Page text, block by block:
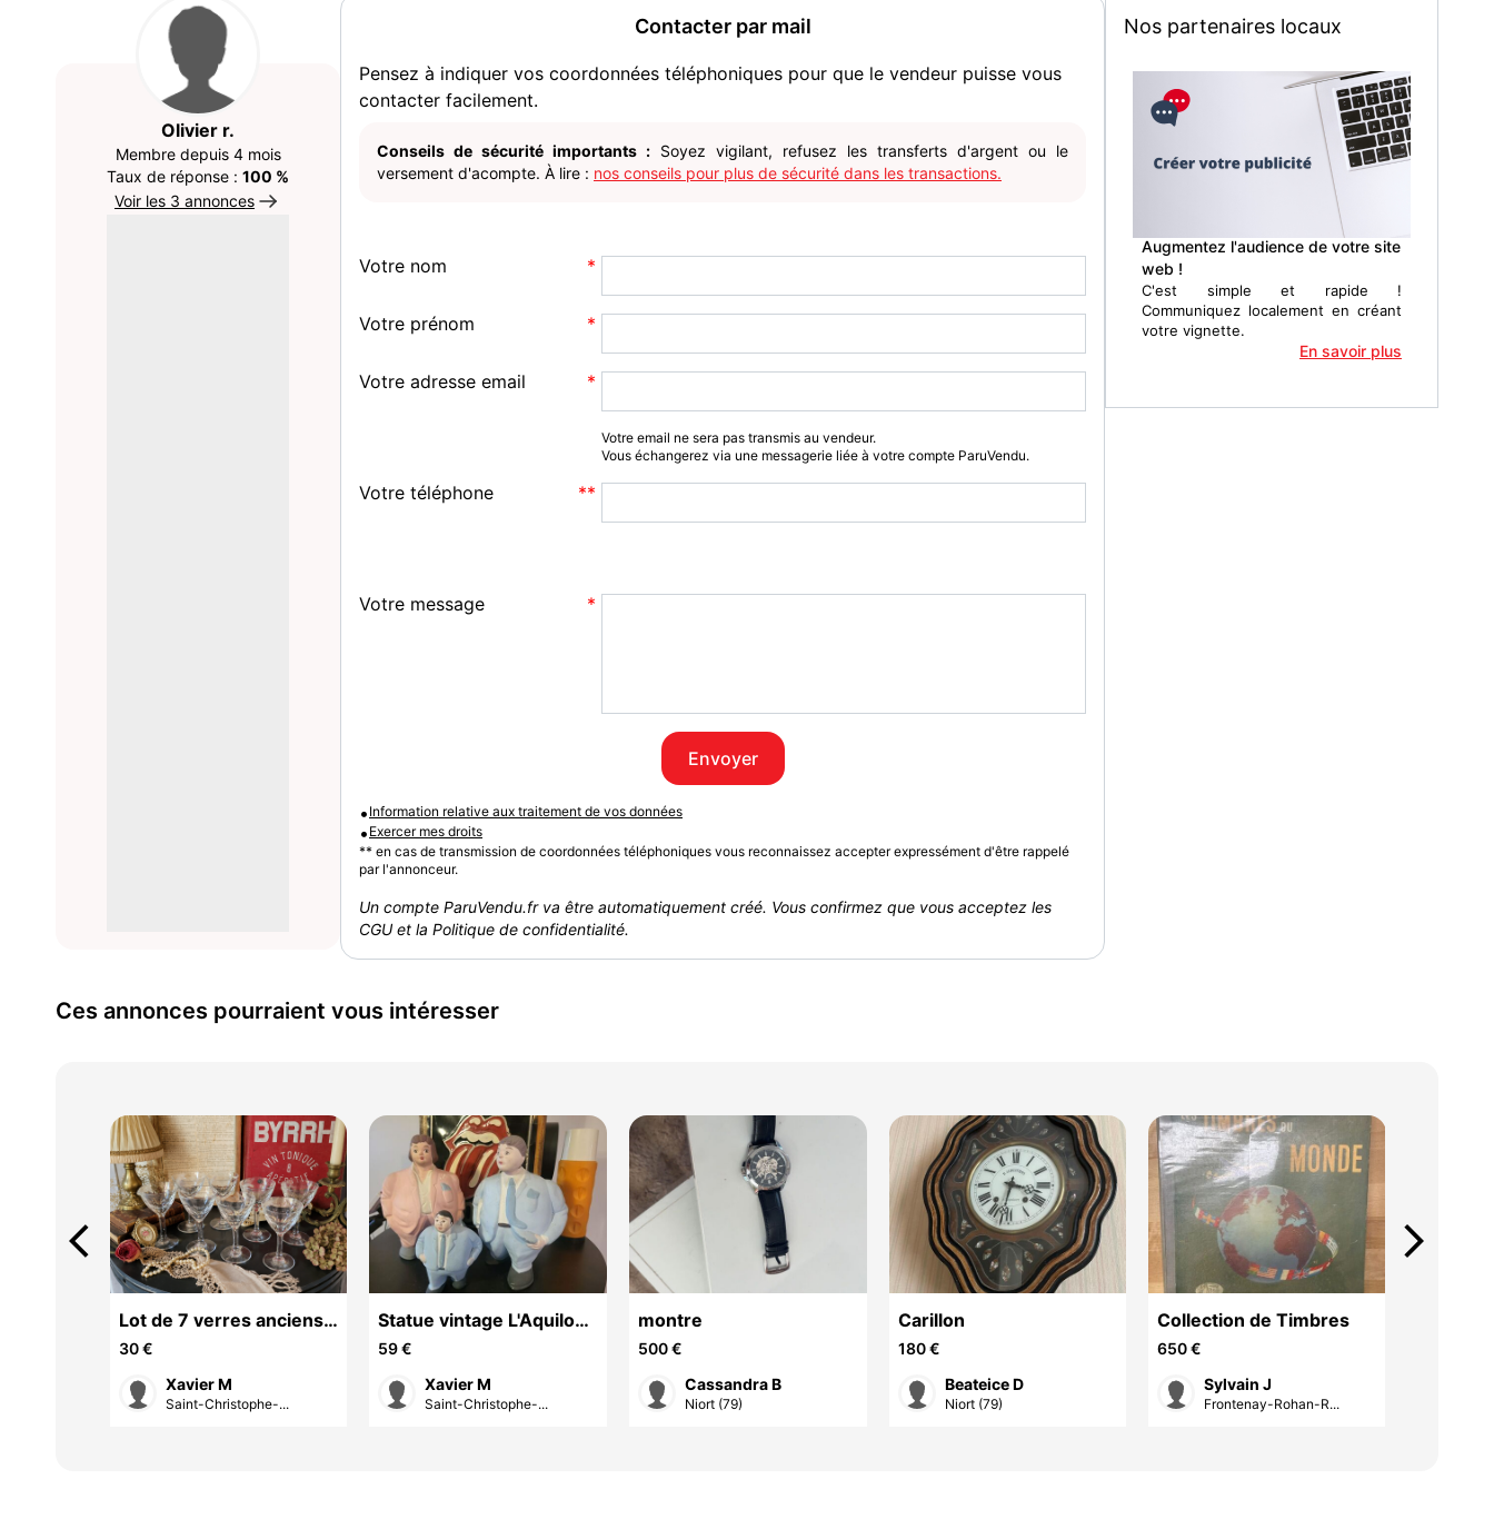
Olivier r.
Membre depuis 4 mois
Taux de réponse : 100 %
Voir les 3 annonces
Contacter par mail
Pensez à indiquer vos coordonnées téléphoniques pour que le vendeur puisse vous
contacter facilement.
Conseils de sécurité importants : Soyez vigilant, refusez les transferts d'argent ou le
versement d'acompte. À lire : nos conseils pour plus de sécurité dans les transactions.
Votre nom
Votre prénom
Votre adresse email
Votre email ne sera pas transmis au vendeur.
Vous échangerez via une messagerie liée à votre compte ParuVendu.
Votre téléphone
Votre message
Envoyer
• Information relative aux traitement de vos données
• Exercer mes droits
** en cas de transmission de coordonnées téléphoniques vous reconnaissez accepter expressément d'être rappelé
par l'annonceur.
Un compte ParuVendu.fr va être automatiquement créé. Vous confirmez que vous acceptez les
CGU et la Politique de confidentialité.
Nos partenaires locaux
Augmentez l'audience de votre site
web !
C'est simple et rapide !
Communiquez localement en créant
votre vignette.
En savoir plus
Ces annonces pourraient vous intéresser
Lot de 7 verres anciens
de bistrot ? Esprit
Brocante Chic
30 €
Xavier M
Saint-Christophe-...
Statue vintage L'Aquilone
Italie ? Homme, Femme
et Enfant ?
59 €
Xavier M
Saint-Christophe-...
montre
500 €
Cassandra B
Niort (79)
Carillon
180 €
Beateice D
Niort (79)
Collection de Timbres
650 €
Sylvain J
Frontenay-Rohan-R...
arrow_back_ios arrow_forward_ios